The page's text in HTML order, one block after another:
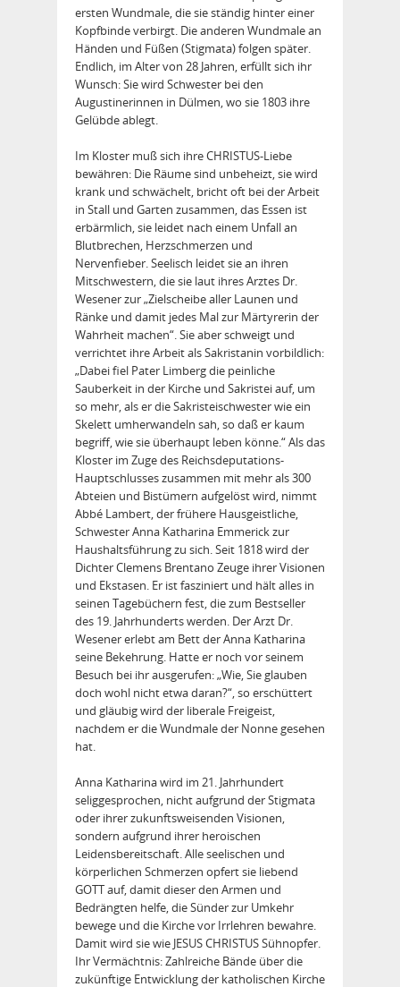
ersten Wundmale, die sie ständig hinter einer
Kopfbinde verbirgt. Die anderen Wundmale an
Händen und Füßen (Stigmata) folgen später.
Endlich, im Alter von 28 Jahren, erfüllt sich ihr
Wunsch: Sie wird Schwester bei den
Augustinerinnen in Dülmen, wo sie 1803 ihre
Gelübde ablegt.
Im Kloster muß sich ihre CHRISTUS-Liebe
bewähren: Die Räume sind unbeheizt, sie wird
krank und schwächelt, bricht oft bei der Arbeit
in Stall und Garten zusammen, das Essen ist
erbärmlich, sie leidet nach einem Unfall an
Blutbrechen, Herzschmerzen und
Nervenfieber. Seelisch leidet sie an ihren
Mitschwestern, die sie laut ihres Arztes Dr.
Wesener zur „Zielscheibe aller Launen und
Ränke und damit jedes Mal zur Märtyrerin der
Wahrheit machen“. Sie aber schweigt und
verrichtet ihre Arbeit als Sakristanin vorbildlich:
„Dabei fiel Pater Limberg die peinliche
Sauberkeit in der Kirche und Sakristei auf, um
so mehr, als er die Sakristeischwester wie ein
Skelett umherwandeln sah, so daß er kaum
begriff, wie sie überhaupt leben könne.“ Als das
Kloster im Zuge des Reichsdeputations-
Hauptschlusses zusammen mit mehr als 300
Abteien und Bistümern aufgelöst wird, nimmt
Abbé Lambert, der frühere Hausgeistliche,
Schwester Anna Katharina Emmerick zur
Haushaltsführung zu sich. Seit 1818 wird der
Dichter Clemens Brentano Zeuge ihrer Visionen
und Ekstasen. Er ist fasziniert und hält alles in
seinen Tagebüchern fest, die zum Bestseller
des 19. Jahrhunderts werden. Der Arzt Dr.
Wesener erlebt am Bett der Anna Katharina
seine Bekehrung. Hatte er noch vor seinem
Besuch bei ihr ausgerufen: „Wie, Sie glauben
doch wohl nicht etwa daran?“, so erschüttert
und gläubig wird der liberale Freigeist,
nachdem er die Wundmale der Nonne gesehen
hat.
Anna Katharina wird im 21. Jahrhundert
seliggesprochen, nicht aufgrund der Stigmata
oder ihrer zukunftsweisenden Visionen,
sondern aufgrund ihrer heroischen
Leidensbereitschaft. Alle seelischen und
körperlichen Schmerzen opfert sie liebend
GOTT auf, damit dieser den Armen und
Bedrängten helfe, die Sünder zur Umkehr
bewege und die Kirche vor Irrlehren bewahre.
Damit wird sie wie JESUS CHRISTUS Sühnopfer.
Ihr Vermächtnis: Zahlreiche Bände über die
zukünftige Entwicklung der katholischen Kirche